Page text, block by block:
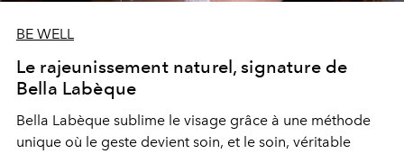
BE WELL
Le rajeunissement naturel, signature de
Bella Labèque
Bella Labèque sublime le visage grâce à une méthode
unique où le geste devient soin, et le soin, véritable